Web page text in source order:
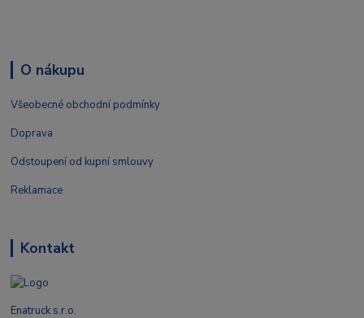
O nákupu
Všeobecné obchodní podmínky
Doprava
Odstoupení od kupní smlouvy
Reklamace
Kontakt
Enatruck s.r.o.